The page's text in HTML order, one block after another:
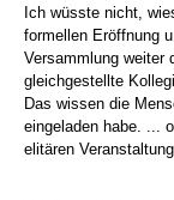
Ich wüsste nicht,
formellen Eröffnung
Versammlung weiter
gleichgestellte
Das wissen die
eingeladen habe. ...
elitären